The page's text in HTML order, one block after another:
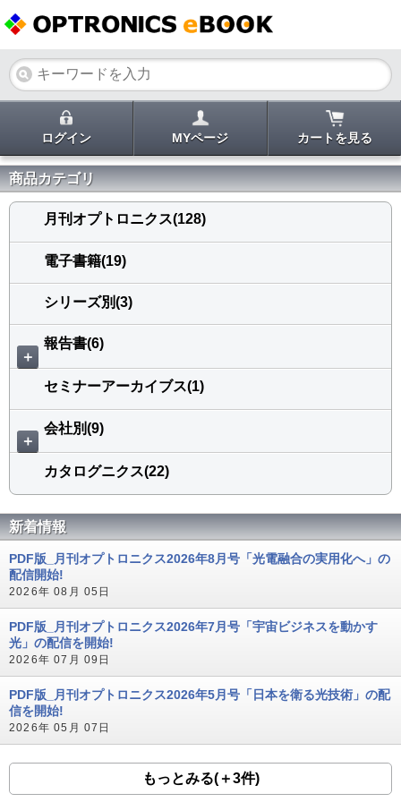
ログイン MYページ カートを見る
商品カテゴリ
月刊オプトロニクス(128)
電子書籍(19)
シリーズ別(3)
＋
報告書(6)
セミナーアーカイブス(1)
＋
会社別(9)
カタログニクス(22)
新着情報
PDF版_月刊オプトロニクス2026年8月号「光電融合の実用化へ」の
配信開始!
2026年 08月 05日
PDF版_月刊オプトロニクス2026年7月号「宇宙ビジネスを動かす
光」の配信を開始!
2026年 07月 09日
PDF版_月刊オプトロニクス2026年5月号「日本を衛る光技術」の配
信を開始!
2026年 05月 07日
もっとみる(＋3件)